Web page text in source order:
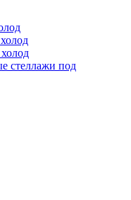
стеллажи под